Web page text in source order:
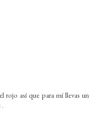
rojo así que para mí llevas un
.